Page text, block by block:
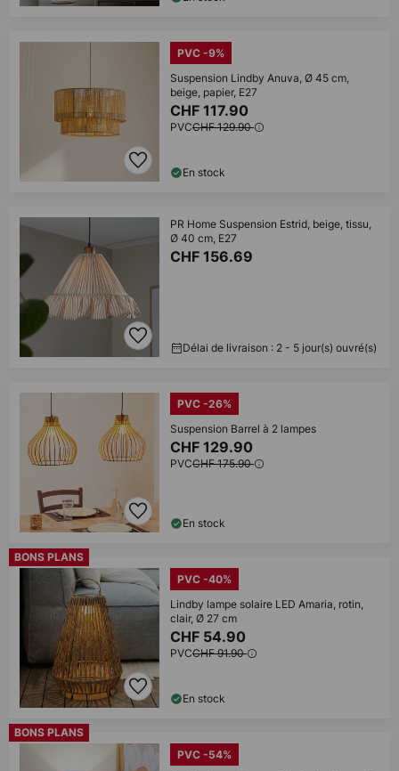
PVC -9%
Suspension Lindby Anuva, Ø 45 cm,
beige, papier, E27
CHF 117.90
PVCCHF 129.90
En stock
PR Home Suspension Estrid, beige, tissu,
Ø 40 cm, E27
CHF 156.69
Délai de livraison : 2 - 5 jour(s) ouvré(s)
PVC -26%
Suspension Barrel à 2 lampes
CHF 129.90
PVCCHF 175.90
En stock
BONS PLANS
PVC -40%
Lindby lampe solaire LED Amaria, rotin,
clair, Ø 27 cm
CHF 54.90
PVCCHF 91.90
En stock
BONS PLANS
PVC -54%